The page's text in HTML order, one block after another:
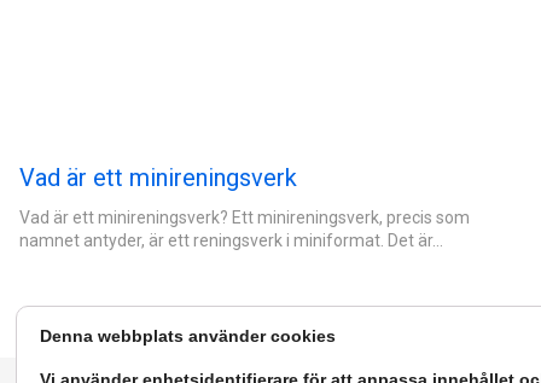
Vad är ett minireningsverk
Vad är ett minireningsverk? Ett minireningsverk, precis som
namnet antyder, är ett reningsverk i miniformat. Det är…
Denna webbplats använder cookies